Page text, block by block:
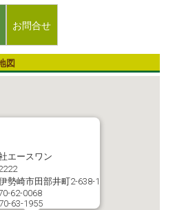
お問合せ
図
エースワン
勢崎市田部井町2-638-1
62-0068
63-1955